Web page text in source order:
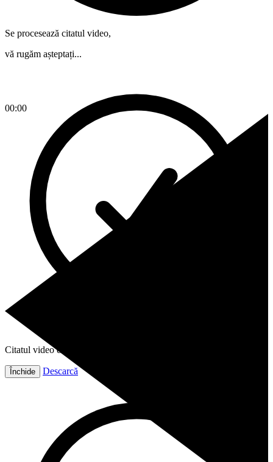
00:00
Se procesează citatul video,
vă rugăm așteptați...
Citatul video este gata!
Închide Descarcă